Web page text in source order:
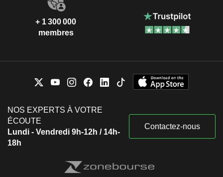
+ 1 300 000
membres
NOS EXPERTS À VOTRE
ÉCOUTE
Lundi - Vendredi 9h-12h / 14h-
18h
Contactez-nous